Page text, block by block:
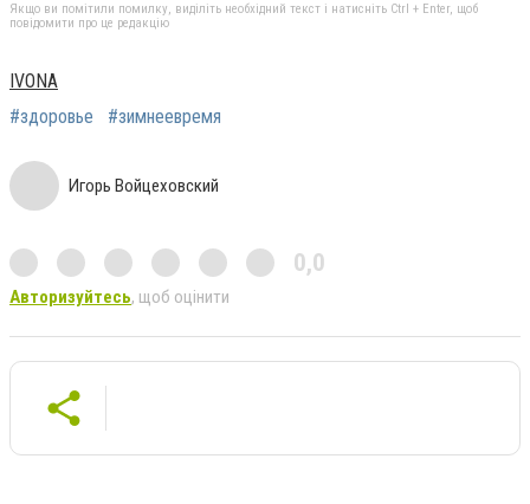
Якщо ви помітили помилку, виділіть необхідний текст і натисніть Ctrl + Enter, щоб
повідомити про це редакцію
IVONA
#здоровье
#зимнеевремя
Игорь Войцеховский
0,0
Авторизуйтесь, щоб оцінити